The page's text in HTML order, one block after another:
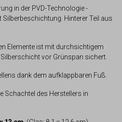
in der PVD-Technologie -
Hinterer Teil aus
Elemente ist mit durchsichtigem
Silberschicht vor Grünspan sichert.
dank dem aufklappbaren Fuß.
Schachtel des Herstellers in